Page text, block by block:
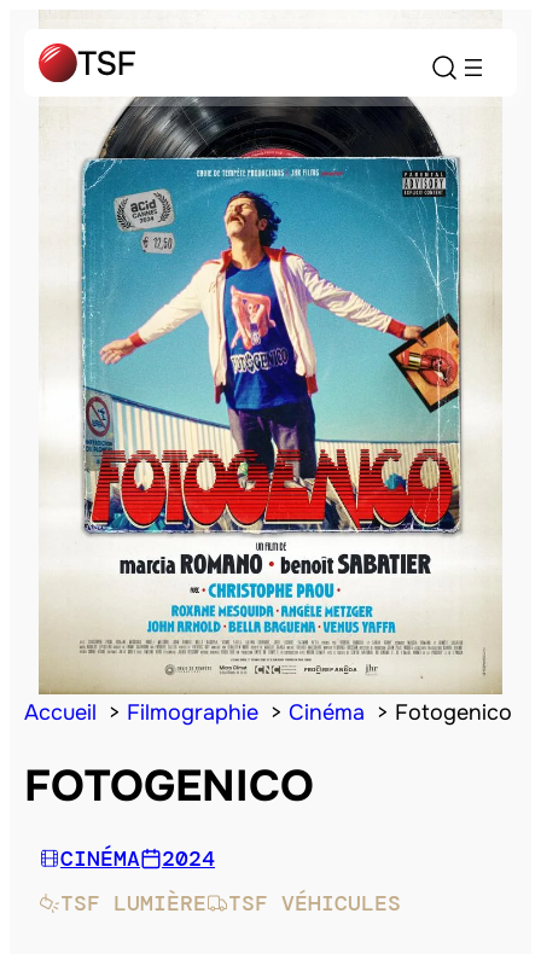
Accueil Filmographie Cinéma Fotogenico
FOTOGENICO
CINÉMA
2024
TSF LUMIÈRE
TSF VÉHICULES